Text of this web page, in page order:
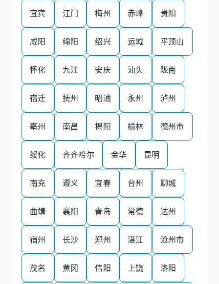
宜宾 江门 梅州 赤峰 贵阳
咸阳 绵阳 绍兴 运城 平顶山
怀化 九江 安庆 汕头 陇南
宿迁 抚州 昭通 永州 泸州
亳州 南昌 揭阳 榆林 德州市
绥化 齐齐哈尔 金华 昆明
南充 遵义 宜春 台州 聊城
曲靖 襄阳 青岛 常德 达州
宿州 长沙 郑州 湛江 沧州市
茂名 黄冈 信阳 上饶 洛阳